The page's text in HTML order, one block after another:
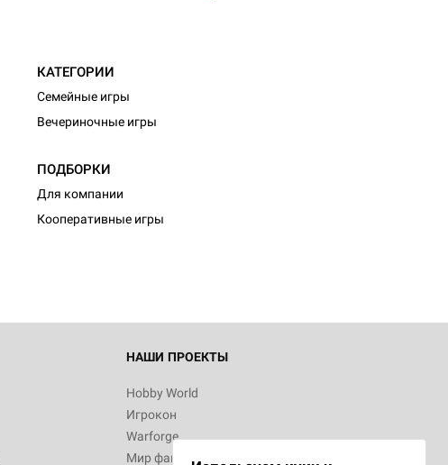
КАТЕГОРИИ
Семейные игры
Вечериночные игры
ПОДБОРКИ
Для компании
Кооперативные игры
НАШИ ПРОЕКТЫ
Hobby World
Игрокон
Warforge
Мир фантастики